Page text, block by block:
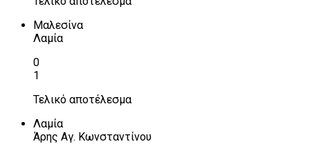
Μαλεσίνα
Λαμία
0
1
Τελικό αποτέλεσμα
Λαμία
Άρης Αγ. Κωνσταντίνου